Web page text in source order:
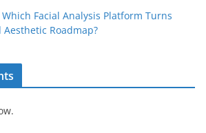
Which Facial Analysis Platform Turns
Roadmap?